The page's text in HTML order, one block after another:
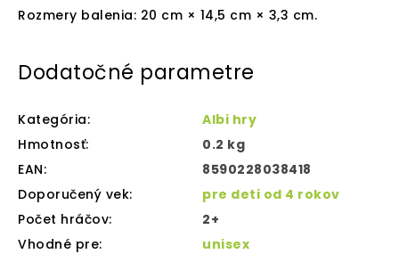
Rozmery balenia: 20 cm × 14,5 cm × 3,3 cm.
Dodatočné parametre
Kategória:
Albi hry
Hmotnosť:
0.2 kg
EAN:
8590228038418
Doporučený vek:
pre deti od 4 rokov
Počet hráčov:
2+
Vhodné pre:
unisex